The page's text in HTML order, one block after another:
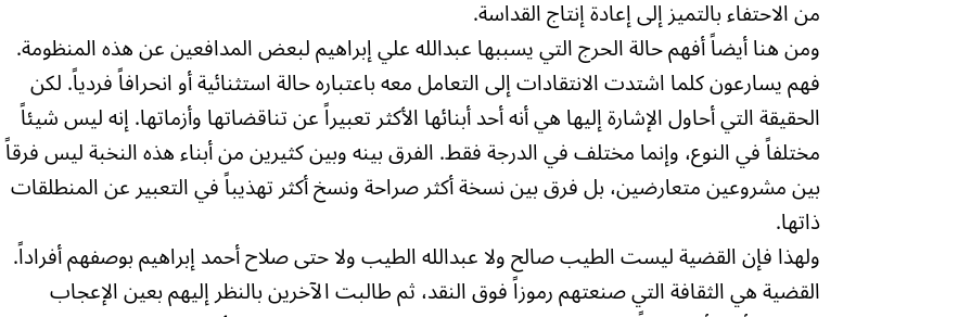
من الاحتفاء بالتميز إلى إعادة إنتاج القداسة.
ومن هنا أيضاً أفهم حالة الحرج التي يسببها عبدالله علي إبراهيم لبعض المدافعين عن هذه المنظومة.
فهم يسارعون كلما اشتدت الانتقادات إلى التعامل معه باعتباره حالة استثنائية أو انحرافاً فردياً. لكن
الحقيقة التي أحاول الإشارة إليها هي أنه أحد أبنائها الأكثر تعبيراً عن تناقضاتها وأزماتها. إنه ليس شيئاً
مختلفاً في النوع، وإنما مختلف في الدرجة فقط. الفرق بينه وبين كثيرين من أبناء هذه النخبة ليس فرقاً
بين مشروعين متعارضين، بل فرق بين نسخة أكثر صراحة ونسخ أكثر تهذيباً في التعبير عن المنطلقات
ذاتها.
ولهذا فإن القضية ليست الطيب صالح ولا عبدالله الطيب ولا حتى صلاح أحمد إبراهيم بوصفهم أفراداً.
القضية هي الثقافة التي صنعتهم رموزاً فوق النقد، ثم طالبت الآخرين بالنظر إليهم بعين الإعجاب